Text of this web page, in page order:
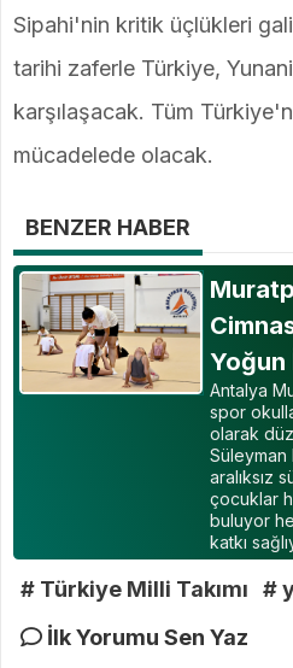
Sipahi'nin kritik üçlükleri
tarihi zaferle Türkiye,
karşılaşacak. Tüm
mücadelede olacak.
BENZER HABER
Yoğun
Antalya
spor
olarak
Süleyman
aralıksız
çocuklar
buluyor
katkı
# Türkiye Milli Takımı
#
İlk Yorumu Sen Yaz